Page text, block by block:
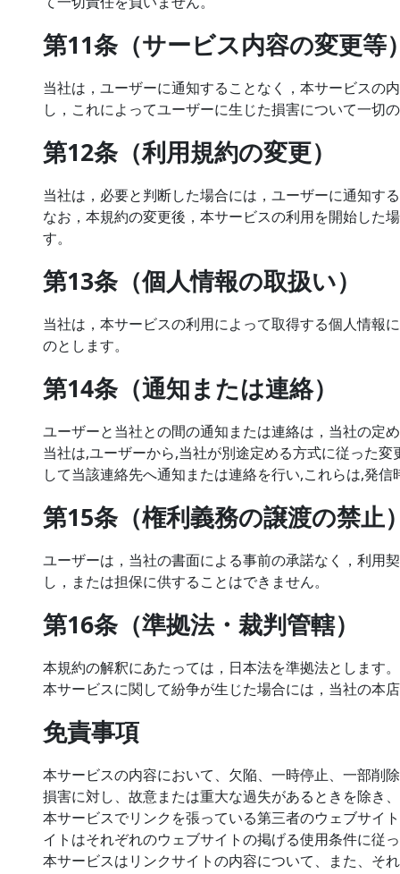
第11条（サービス内容の変更等
当社は，ユーザーに通知することなく，本サービスの
し，これによってユーザーに生じた損害について一切
第12条（利用規約の変更）
当社は，必要と判断した場合には，ユーザーに通知す
なお，本規約の変更後，本サービスの利用を開始した
す。
第13条（個人情報の取扱い）
当社は，本サービスの利用によって取得する個人情報
のとします。
第14条（通知または連絡）
ユーザーと当社との間の通知または連絡は，当社の定
当社は,ユーザーから,当社が別途定める方式に従った
して当該連絡先へ通知または連絡を行い,これらは,発
第15条（権利義務の譲渡の禁止
ユーザーは，当社の書面による事前の承諾なく，利用
し，または担保に供することはできません。
第16条（準拠法・裁判管轄）
本規約の解釈にあたっては，日本法を準拠法とします。
本サービスに関して紛争が生じた場合には，当社の本
免責事項
本サービスの内容において、欠陥、一時停止、一部削
損害に対し、故意または重大な過失があるときを除き
本サービスでリンクを張っている第三者のウェブサイ
イトはそれぞれのウェブサイトの掲げる使用条件に従
本サービスはリンクサイトの内容について、また、そ